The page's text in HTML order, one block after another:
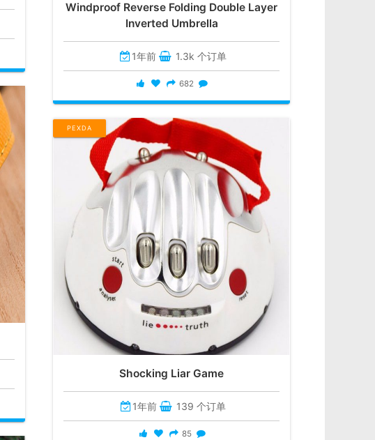
Windproof Reverse Folding Double Layer
Inverted Umbrella
1年前 1.3k 个订单
682
PEXDA
Shocking Liar Game
1年前 139 个订单
85